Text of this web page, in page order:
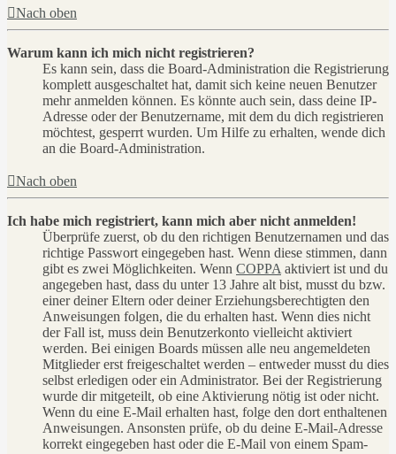
Nach oben
Warum kann ich mich nicht registrieren?
Es kann sein, dass die Board-Administration die Registrierung
komplett ausgeschaltet hat, damit sich keine neuen Benutzer
mehr anmelden können. Es könnte auch sein, dass deine IP-
Adresse oder der Benutzername, mit dem du dich registrieren
möchtest, gesperrt wurden. Um Hilfe zu erhalten, wende dich
an die Board-Administration.
Nach oben
Ich habe mich registriert, kann mich aber nicht anmelden!
Überprüfe zuerst, ob du den richtigen Benutzernamen und das
richtige Passwort eingegeben hast. Wenn diese stimmen, dann
gibt es zwei Möglichkeiten. Wenn COPPA aktiviert ist und du
angegeben hast, dass du unter 13 Jahre alt bist, musst du bzw.
einer deiner Eltern oder deiner Erziehungsberechtigten den
Anweisungen folgen, die du erhalten hast. Wenn dies nicht
der Fall ist, muss dein Benutzerkonto vielleicht aktiviert
werden. Bei einigen Boards müssen alle neu angemeldeten
Mitglieder erst freigeschaltet werden – entweder musst du dies
selbst erledigen oder ein Administrator. Bei der Registrierung
wurde dir mitgeteilt, ob eine Aktivierung nötig ist oder nicht.
Wenn du eine E-Mail erhalten hast, folge den dort enthaltenen
Anweisungen. Ansonsten prüfe, ob du deine E-Mail-Adresse
korrekt eingegeben hast oder die E-Mail von einem Spam-